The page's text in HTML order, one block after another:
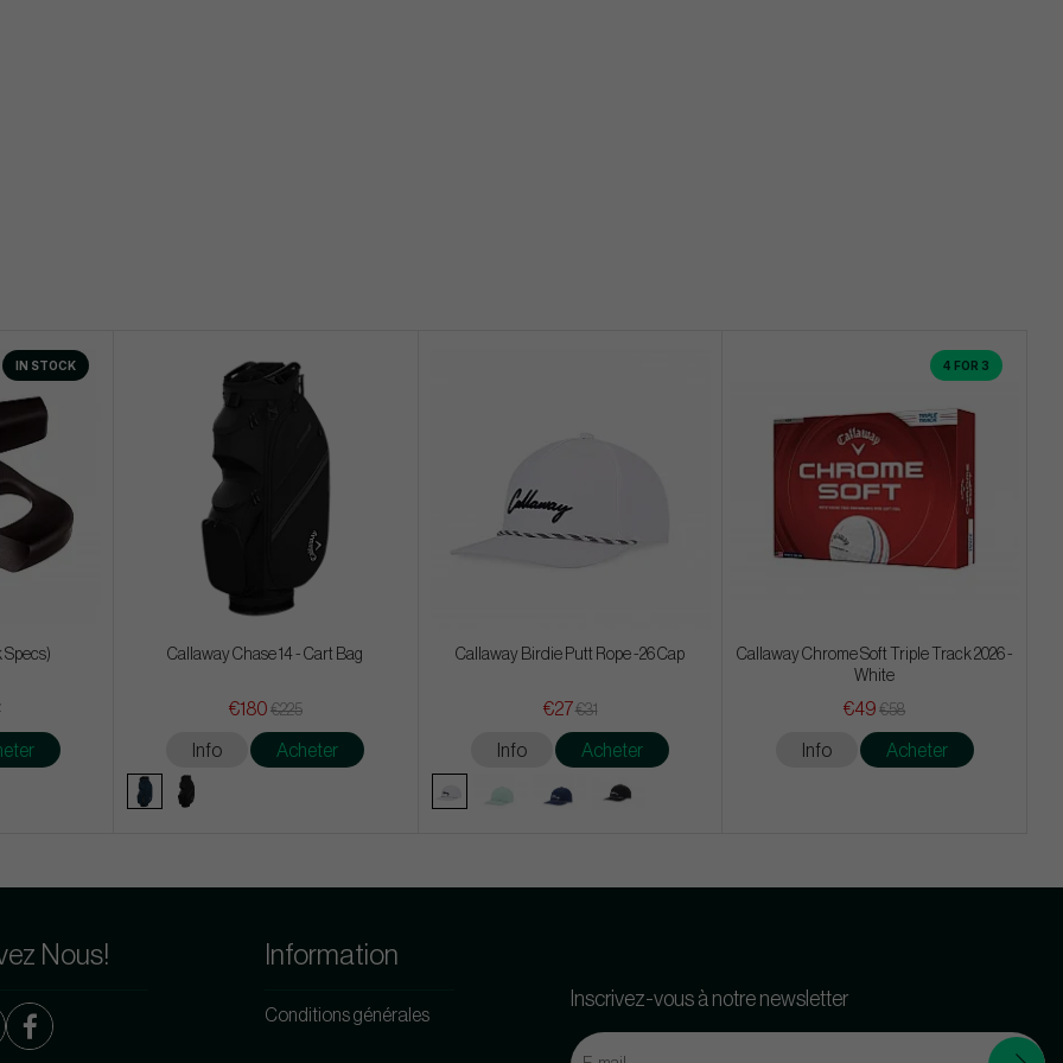
IN STOCK
Specs) Callaway Chase 14 - Cart Bag
€180 €225
Info Acheter
Callaway Birdie Putt Rope -26 Cap
€27€31
Info Acheter
4 FOR 3
Callaway Chrome Soft Triple Track 2026 -
White
€49 €58
Info Acheter
Nous! Information
Conditions générales
Inscrivez-vous à notre newsletter